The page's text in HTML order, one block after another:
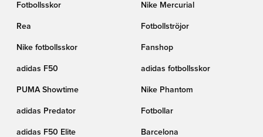
Fotbollsskor Nike Mercurial
Rea Fotbollströjor
Nike fotbollsskor Fanshop
adidas F50 adidas fotbollsskor
PUMA Showtime Nike Phantom
adidas Predator Fotbollar
adidas F50 Elite Barcelona